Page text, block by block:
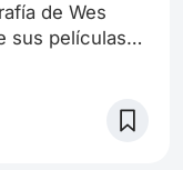
de Wes
sus películas
un estilo
también entre